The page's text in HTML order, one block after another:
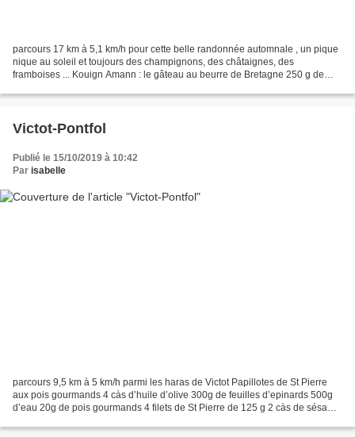
parcours 17 km à 5,1 km/h pour cette belle randonnée automnale , un pique
nique au soleil et toujours des champignons, des châtaignes, des
framboises ... Kouign Amann : le gâteau au beurre de Bretagne 250 g de
Victot-Pontfol
Publié le 15/10/2019 à 10:42
Par isabelle
parcours 9,5 km à 5 km/h parmi les haras de Victot Papillotes de St Pierre
aux pois gourmands 4 càs d’huile d’olive 300g de feuilles d’epinards 500g
d’eau 20g de pois gourmands 4 filets de St Pierre de 125 g 2 càs de sésame